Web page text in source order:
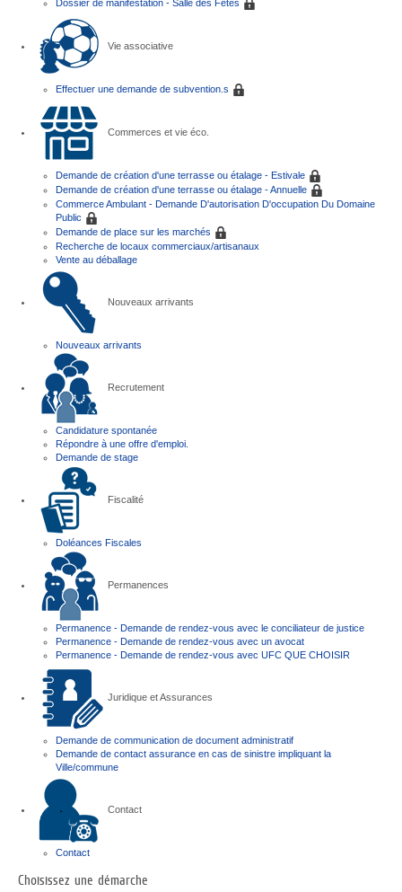
Dossier de manifestation - Salle des Fêtes
Vie associative
Effectuer une demande de subvention.s
Commerces et vie éco.
Demande de création d'une terrasse ou étalage - Estivale
Demande de création d'une terrasse ou étalage - Annuelle
Commerce Ambulant - Demande D'autorisation D'occupation Du Domaine
Public
Demande de place sur les marchés
Recherche de locaux commerciaux/artisanaux
Vente au déballage
Nouveaux arrivants
Nouveaux arrivants
Recrutement
Candidature spontanée
Répondre à une offre d'emploi.
Demande de stage
Fiscalité
Doléances Fiscales
Permanences
Permanence - Demande de rendez-vous avec le conciliateur de justice
Permanence - Demande de rendez-vous avec un avocat
Permanence - Demande de rendez-vous avec UFC QUE CHOISIR
Juridique et Assurances
Demande de communication de document administratif
Demande de contact assurance en cas de sinistre impliquant la
Ville/commune
Contact
Contact
Choisissez une démarche